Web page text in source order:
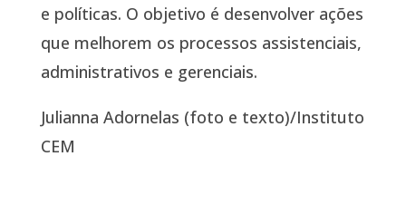
e políticas. O objetivo é desenvolver ações
que melhorem os processos assistenciais,
administrativos e gerenciais.
Julianna Adornelas (foto e texto)/Instituto
CEM